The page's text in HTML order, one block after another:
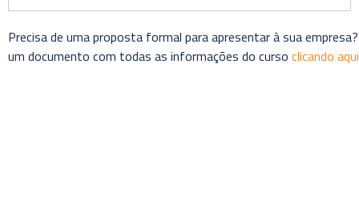
Precisa de uma proposta formal para apresentar à sua
um documento com todas as informações do curso clicando